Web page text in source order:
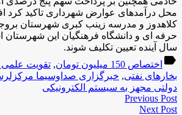
محل درآمدهای عوارض شهرداری تاکيد کرد
کلاهدوز و مدرسه زينب کبری شهرستان
حرفه ای و دانشگاه فرهنگيان اين شهرستان
سال آينده تعيين تکليف شوند.
label اختصاص 150 میلیون تومان , تقویت علمی
بخارهای نفتی, خبرگزاری صداوسیما
دولتی مجهز به سیستم الکترونیکی
Previous Post
Next Post